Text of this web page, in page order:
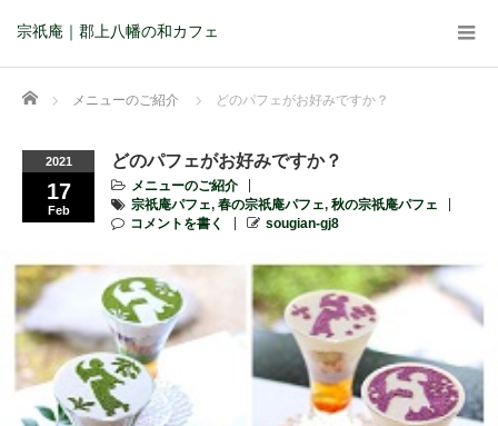
宗祇庵｜郡上八幡の和カフェ
Home メニューのご紹介 どのパフェがお好みですか？
2021
17
Feb
どのパフェがお好みですか？
メニューのご紹介
宗祇庵パフェ, 春の宗祇庵パフェ, 秋の宗祇庵パフェ
コメントを書く
sougian-gj8